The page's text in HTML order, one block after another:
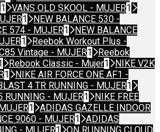
1 VANS OLD SKOOL - MUJER1
1
NEW BALANCE 530 -
574 - MUJER1
NEW BALANCE
1
Reebok Workout Plus -
Vintage - MUJER1
Reebok
Rebook Classic - Mujer1
NIKE V2K
1
NIKE AIR FORCE ONE AF1 -
4 TR RUNNING - MUJER1
RUNNING - MUJER1
NIKE FREE
1
ADIDAS GAZELLE INDOOR
9060 - MUJER1
ADIDAS